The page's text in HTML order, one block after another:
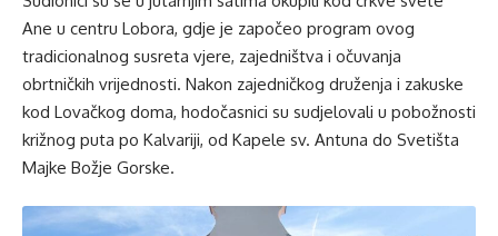
Ane u centru Lobora, gdje je započeo program ovog
tradicionalnog susreta vjere, zajedništva i očuvanja
obrtničkih vrijednosti. Nakon zajedničkog druženja i zakuske
kod Lovačkog doma, hodočasnici su sudjelovali u pobožnosti
križnog puta po Kalvariji, od Kapele sv. Antuna do Svetišta
Majke Božje Gorske.